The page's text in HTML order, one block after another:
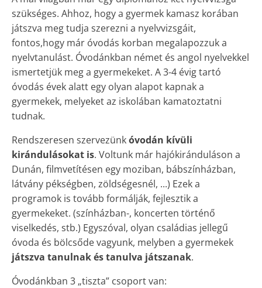
szükséges. Ahhoz, hogy a gyermek kamasz korában
játszva meg tudja szerezni a nyelvvizsgáit,
fontos,hogy már óvodás korban megalapozzuk a
nyelvtanulást. Óvodánkban német és angol nyelvekkel
ismertetjük meg a gyermekeket. A 3-4 évig tartó
óvodás évek alatt egy olyan alapot kapnak a
gyermekek, melyeket az iskolában kamatoztatni
tudnak.
Rendszeresen szervezünkóvodán kívüli
kirándulásokat is. Voltunk már hajókiránduláson a
Dunán, filmvetítésen egy moziban, bábszínházban,
látvány pékségben, zöldségesnél, ...) Ezek a
programok is tovább formálják, fejlesztik a
gyermekeket. (színházban-, koncerten történő
viselkedés, stb.) Egyszóval, olyan családias jellegű
óvoda és bölcsőde vagyunk, melyben a gyermekek
játszva tanulnak és tanulva játszanak.
Óvodánkban 3 „tiszta” csoport van: